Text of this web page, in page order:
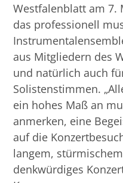
Westfalenblatt am 7.
das professionell
aus Mitgliedern des
und natürlich auch
Solistenstimmen.
ein hohes Maß an
anmerken, eine
auf die
langem,
denkwürdiges